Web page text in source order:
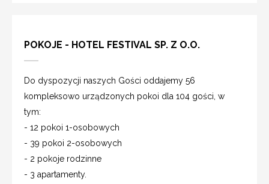
POKOJE - HOTEL FESTIVAL SP. Z O.O.
Do dyspozycji naszych Gości oddajemy 56
kompleksowo urządzonych pokoi dla 104 gości, w
tym:
- 12 pokoi 1-osobowych
- 39 pokoi 2-osobowych
- 2 pokoje rodzinne
- 3 apartamenty.